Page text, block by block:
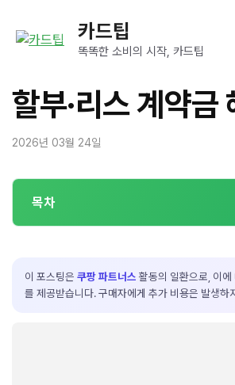
카드팁
똑똑한 소비의 시작, 카드팁
할부·리스 계약금
2026년 03월 24일
목차
이 포스팅은 쿠팡 파트너스 활동의 일환으로, 이
를 제공받습니다. 구매자에게 추가 비용은 발생하